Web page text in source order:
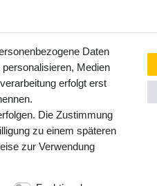
Daten
Medien
erfolgt erst
Die Zustimmung
zu einem späteren
zur Verwendung